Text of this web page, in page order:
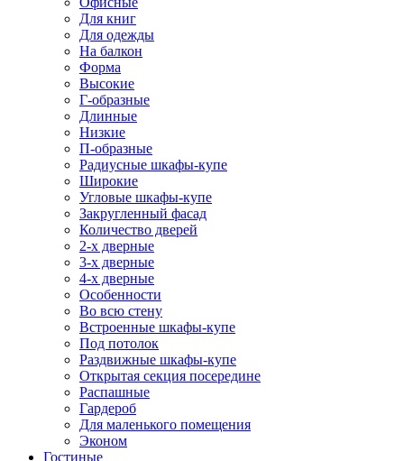
Для книг
Для одежды
На балкон
Форма
Высокие
Г-образные
Длинные
Низкие
П-образные
Радиусные шкафы-купе
Широкие
Угловые шкафы-купе
Закругленный фасад
Количество дверей
2-х дверные
3-х дверные
4-х дверные
Особенности
Во всю стену
Встроенные шкафы-купе
Под потолок
Раздвижные шкафы-купе
Открытая секция посередине
Распашные
Гардероб
Для маленького помещения
Эконом
Гостиные